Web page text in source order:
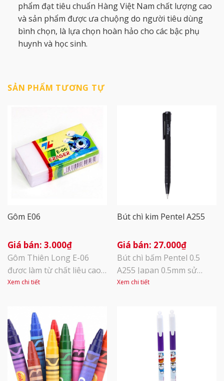
phẩm đạt tiêu chuẩn Hàng Việt Nam chất lượng cao
và sản phẩm được ưa chuộng do người tiêu dùng
bình chọn, là lựa chọn hoàn hảo cho các bậc phụ
huynh và học sinh.
SẢN PHẨM TƯƠNG TỰ
Gôm E06
3.000₫
Gôm Thiên Long E-06
được làm từ chất liệu cao
cấp, đáp ứng các chỉ tiêu
sự an tâm cho người sử
dụng. Gôm siêu mềm và
siêu dẻo, không bị cứng
khi sử dụng trong thời
gian dài. TÍNH NĂNG SẢN
Xem chi tiết
Bút chì kim Pentel A255
27.000₫
Bút chì bấm Pentel 0.5
A255 Japan 0.5mm sử
dụng ngòi chì 0.5mm. Giữ
thường khác. Hàng chính
hãng Pentel Japan.
Xem chi tiết